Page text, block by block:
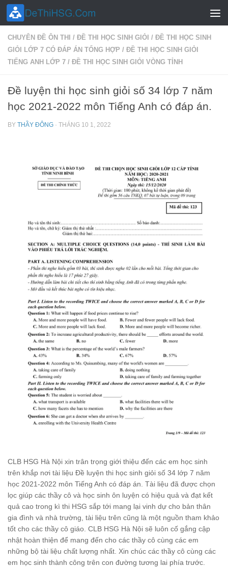
Skip to content
CHUYÊN ĐỀ ÔN THI / ĐỀ THI HỌC SINH GIỎI / ĐỀ THI HỌC SINH
GIỎI LỚP 7 CÓ ĐÁP ÁN TỔNG HỢP / ĐỀ THI HỌC SINH GIỎI
TIẾNG ANH LỚP 7 / ĐỀ THI HỌC SINH GIỎI VÒNG TỈNH
Đề luyện thi học sinh giỏi số 34 lớp 7 năm
học 2021-2022 môn Tiếng Anh có đáp án.
BY THẦY ĐÔNG · THÁNG 10 1, 2022
CLB HSG Hà Nội xin trân trọng giới thiệu đến các em học sinh
trên khắp nơi tài liệu Đề luyện thi học sinh giỏi số 34 lớp 7 năm
học 2021-2022 môn Tiếng Anh có đáp án. Tài liệu đã được chọn
lọc giúp các thầy cô và học sinh ôn luyện có hiệu quả và đạt kết
quả cao trong kì thi HSG sắp tới mang lại vinh dự cho bản thân
gia đình và nhà trường, tài liệu trên cũng là một nguồn tham khảo
tốt cho các thầy cô giáo. CLB HSG Hà Nội sẽ luôn cố gắng cập
nhật hoàn thiện để mang đến cho các thầy cô cùng các em
những bộ tài liệu chất lượng nhất. Xin chúc các thầy cô cùng các
em học sinh thành công trên con đường tương lai phía trước.